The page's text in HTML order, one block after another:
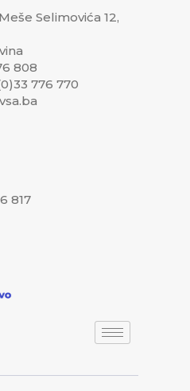
Selimovića 12,
808
776 770
817